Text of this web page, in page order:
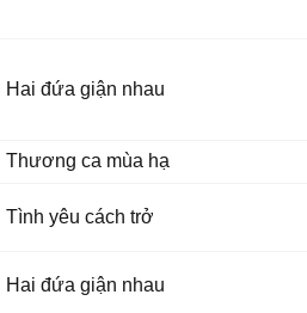
Hai đứa giận nhau
Thương ca mùa hạ
Tình yêu cách trở
Hai đứa giận nhau